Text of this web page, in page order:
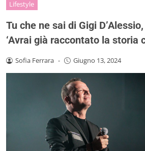
Lifestyle
Tu che ne sai di Gigi
‘Avrai già raccontato la storia
Sofia Ferrara - Giugno 13, 2024